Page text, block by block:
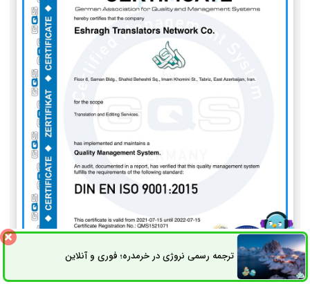
ترجمه رسمی نروژی در خرمدره؛ فوری و آنلاینثبت سفارش راه های ارتباطی